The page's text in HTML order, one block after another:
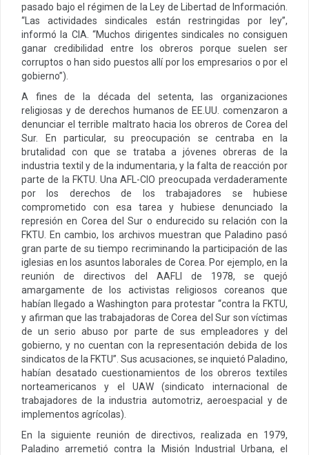
pasado bajo el régimen de la Ley de Libertad de Información.
“Las actividades sindicales están restringidas por ley”,
informó la CIA. “Muchos dirigentes sindicales no consiguen
ganar credibilidad entre los obreros porque suelen ser
corruptos o han sido puestos allí por los empresarios o por el
gobierno”).
A fines de la década del setenta, las organizaciones
religiosas y de derechos humanos de EE.UU. comenzaron a
denunciar el terrible maltrato hacia los obreros de Corea del
Sur. En particular, su preocupación se centraba en la
brutalidad con que se trataba a jóvenes obreras de la
industria textil y de la indumentaria, y la falta de reacción por
parte de la FKTU. Una AFL-CIO preocupada verdaderamente
por los derechos de los trabajadores se hubiese
comprometido con esa tarea y hubiese denunciado la
represión en Corea del Sur o endurecido su relación con la
FKTU. En cambio, los archivos muestran que Paladino pasó
gran parte de su tiempo recriminando la participación de las
iglesias en los asuntos laborales de Corea. Por ejemplo, en la
reunión de directivos del AAFLI de 1978, se quejó
amargamente de los activistas religiosos coreanos que
habían llegado a Washington para protestar “contra la FKTU,
y afirman que las trabajadoras de Corea del Sur son víctimas
de un serio abuso por parte de sus empleadores y del
gobierno, y no cuentan con la representación debida de los
sindicatos de la FKTU”. Sus acusaciones, se inquietó Paladino,
habían desatado cuestionamientos de los obreros textiles
norteamericanos y el UAW (sindicato internacional de
trabajadores de la industria automotriz, aeroespacial y de
implementos agrícolas).
En la siguiente reunión de directivos, realizada en 1979,
Paladino arremetió contra la Misión Industrial Urbana, el